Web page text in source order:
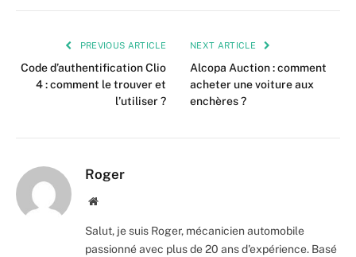
PREVIOUS ARTICLE
Code d’authentification Clio
4 : comment le trouver et
l’utiliser ?
NEXT ARTICLE
Alcopa Auction : comment
acheter une voiture aux
enchères ?
Roger
Website
Salut, je suis Roger, mécanicien automobile
passionné avec plus de 20 ans d'expérience. Basé